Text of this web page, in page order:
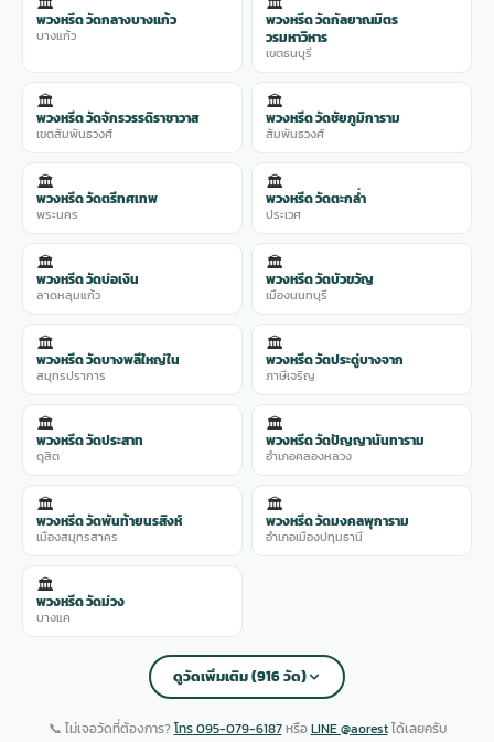
พวงหรีด วัดกลางบางแก้ว
บางแก้ว
พวงหรีด วัดกัลยาณมิตร
วรมหาวิหาร
เขตธนบุรี
🏛️
พวงหรีด วัดจักรวรรดิราชาวาส
เขตสัมพันธวงศ์
🏛️
พวงหรีด วัดชัยภูมิการาม
สัมพันธวงศ์
🏛️
พวงหรีด วัดตรีทศเทพ
พระนคร
🏛️
พวงหรีด วัดตะกล่ำ
ประเวศ
🏛️
พวงหรีด วัดบ่อเงิน
ลาดหลุมแก้ว
🏛️
พวงหรีด วัดบัวขวัญ
เมืองนนทบุรี
🏛️
พวงหรีด วัดบางพลีใหญ่ใน
สมุทรปราการ
🏛️
พวงหรีด วัดประดู่บางจาก
ภาษีเจริญ
🏛️
พวงหรีด วัดประสาท
ดุสิต
🏛️
พวงหรีด วัดปัญญานันทาราม
อำเภอคลองหลวง
🏛️
พวงหรีด วัดพันท้ายนรสิงห์
เมืองสมุทรสาคร
🏛️
พวงหรีด วัดมงคลพุการาม
อำเภอเมืองปทุมธานี
🏛️
พวงหรีด วัดม่วง
บางแค
ดูวัดเพิ่มเติม (916 วัด)
📞 ไม่เจอวัดที่ต้องการ?โทร 095-079-6187หรือLINE @aorestได้เลยครับ